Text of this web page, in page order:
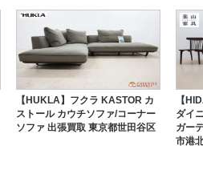
【HUKLA】フクラ KASTOR カ
ストール カウチソファ/コーナー
ソファ 出張買取 東京都世田谷区
【
ダイ
ガー
市港